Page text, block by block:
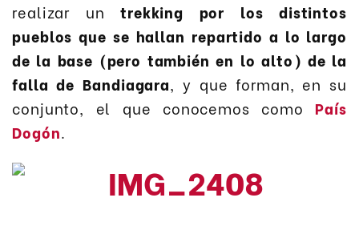
realizar un trekking por los distintos
pueblos que se hallan repartido a lo largo
de la base (pero también en lo alto) de la
falla de Bandiagara, y que forman, en su
conjunto, el que conocemos como País
Dogón.